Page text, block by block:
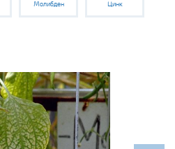
Молибден Цинк